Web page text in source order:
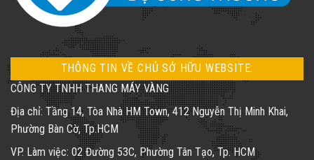
THÔNG TIN VỀ CHỦ SỞ HỮU WEBSITE:
CÔNG TY TNHH THANG MÁY VÀNG
Địa chỉ: Tầng 14, Tòa Nhà HM Town, 412 Nguyễn Thị Minh Khai,
Phường Bàn Cờ, Tp.HCM
VP. Làm việc: 02 Đường 53C, Phường Tân Tạo, Tp. HCM